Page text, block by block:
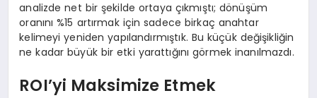
analizde net bir şekilde ortaya çıkmıştı; dönüşüm
oranını %15 artırmak için sadece birkaç anahtar
kelimeyi yeniden yapılandırmıştık. Bu küçük değişikliğin
ne kadar büyük bir etki yarattığını görmek inanılmazdı.
ROI’yi Maksimize Etmek